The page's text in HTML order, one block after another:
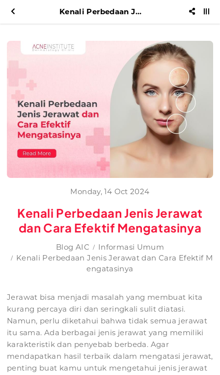
Kenali Perbedaan Jenis Jerawat dan Cara Efektif Mengatasinya
Monday, 14 Oct 2024
Kenali Perbedaan Jenis Jerawat
dan Cara Efektif Mengatasinya
Blog AIC
Informasi Umum
Kenali Perbedaan Jenis Jerawat dan Cara Efektif M
engatasinya
Jerawat bisa menjadi masalah yang membuat kita
kurang percaya diri dan seringkali sulit diatasi.
Namun, perlu diketahui bahwa tidak semua jerawat
itu sama. Ada berbagai jenis jerawat yang memiliki
karakteristik dan penyebab berbeda. Agar
mendapatkan hasil terbaik dalam mengatasi jerawat,
penting buat kamu untuk mengetahui jenis jerawat